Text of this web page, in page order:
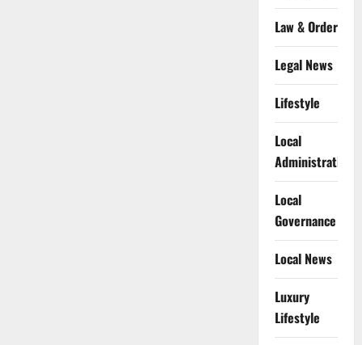
Law & Order
Legal News
Lifestyle
Local
Administration
Local
Governance
Local News
Luxury
Lifestyle